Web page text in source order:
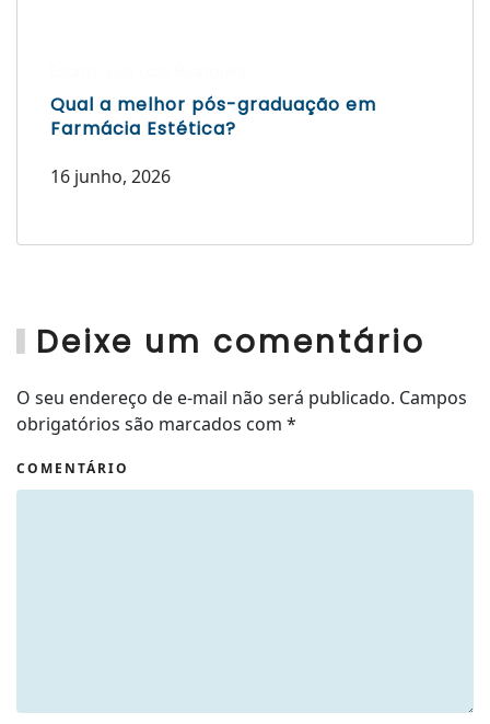
Qual a melhor pós-graduação em
Farmácia Estética?
16 junho, 2026
Deixe um comentário
O seu endereço de e-mail não será publicado. Campos
obrigatórios são marcados com *
COMENTÁRIO